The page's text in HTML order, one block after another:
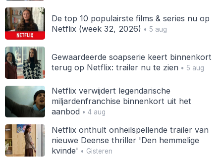
De top 10 populairste films & series nu op
Netflix (week 32, 2026) • 5 aug
Gewaardeerde soapserie keert binnenkort
terug op Netflix: trailer nu te zien• 5 aug
Netflix verwijdert legendarische
miljardenfranchise binnenkort uit het
aanbod • 4 aug
Netflix onthult onheilspellende trailer van
nieuwe Deense thriller 'Den hemmelige
kvinde' • Gisteren